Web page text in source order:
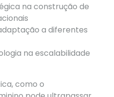
na construção de
a diferentes
na escalabilidade
como o